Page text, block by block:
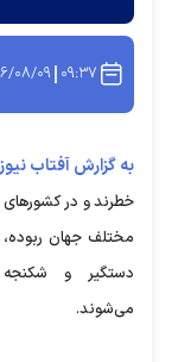
۰۹:۳۷ ۱۳۹۶/
به گزارش آفتاب
خطرند و در کشورهای
مختلف جهان ربوده،
دستگیر و شکنجه
می‌شوند.